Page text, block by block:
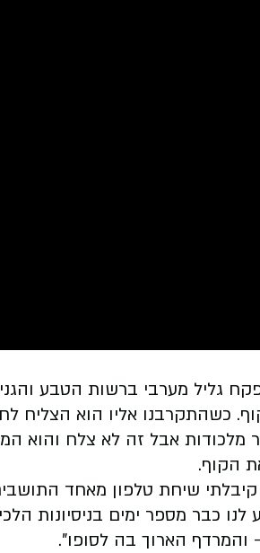
גליל מערבי ברשות הטבע
כשהתקרבנו אליו הוא הצליח
אבל זה לא צלח והוא
הקוף.
שיחת טלפון מאחד
לנו כבר מספר ימים בניסיונות
הארוך בה לסופו".